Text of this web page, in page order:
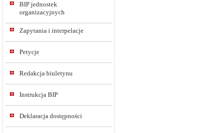
BIP jednostek
organizacyjnych
Zapytania i interpelacje
Petycje
Redakcja biuletynu
Instrukcja BIP
Deklaracja dostępności